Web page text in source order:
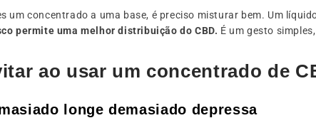
um concentrado a uma base, é preciso misturar bem. Um
permite uma melhor distribuição do CBD. É um gesto
ao usar um concentrado de
longe demasiado depressa